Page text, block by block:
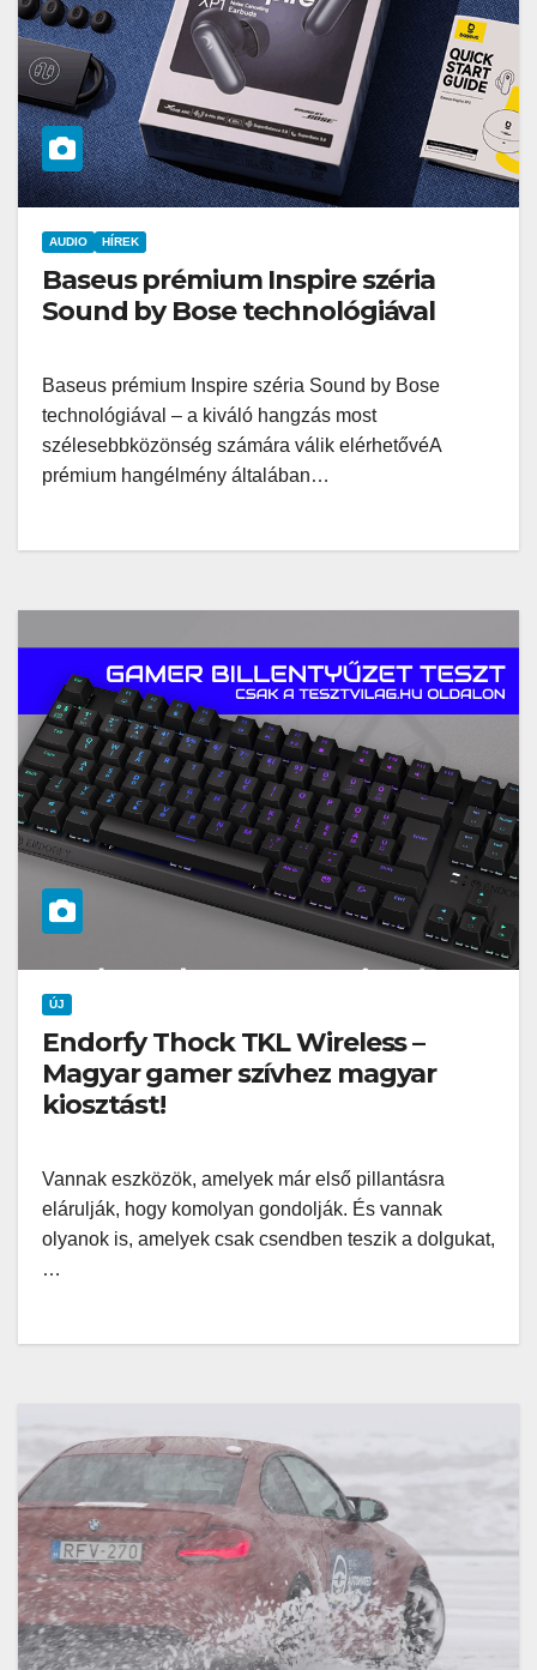
AUDIO HÍREK
Baseus prémium Inspire széria
Sound by Bose technológiával
Baseus prémium Inspire széria Sound by Bose
technológiával – a kiváló hangzás most
szélesebbközönség számára válik elérhetővéA
prémium hangélmény általában…
ÚJ
Endorfy Thock TKL Wireless –
Magyar gamer szívhez magyar
kiosztást!
Vannak eszközök, amelyek már első pillantásra
elárulják, hogy komolyan gondolják. És vannak
olyanok is, amelyek csak csendben teszik a dolgukat,
…